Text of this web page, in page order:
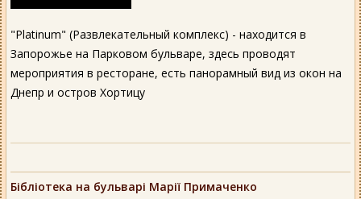
"Platinum" (Развлекательный комплекс) - находится в
Запорожье на Парковом бульваре, здесь проводят
мероприятия в ресторане, есть панорамный вид из окон на
Днепр и остров Хортицу
Бібліотека на бульварі Марії Примаченко